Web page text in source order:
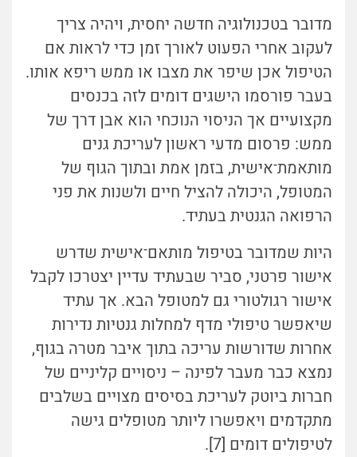
מדובר בטכנולוגיה חדשה יחסית, ויהיה צריך
לעקוב אחרי הפעוט לאורך זמן כדי לראות אם
הטיפול אכן שיפר את מצבו או ממש ריפא אותו.
בעבר פורסמו הישגים דומים לזה בכנסים
מקצועיים אך הניסוי הנוכחי הוא אבן דרך של
ממש: פרסום מדעי ראשון לעריכת גנים
מותאמת־אישית, בזמן אמת ובתוך הגוף של
המטופל, היכולה להציל חיים ולשנות את פני
הרפואה הגנטית בעתיד.
היות שמדובר בטיפול מותאם־אישית שדרש
אישור פרטני, סביר שבעתיד עדיין יצטרכו לקבל
אישור רגולטורי גם למטופל הבא. אך עתיד
שיאפשר טיפולי מדף למחלות גנטיות נדירות
אחרות שדורשות עריכה בתוך איבר מטרה בגוף,
נמצא כבר מעבר לפינה – ניסויים קליניים של
חברות ביוטק לעריכת בסיסים מצויים בשלבים
מתקדמים ויאפשרו ליותר מטופלים גישה
לטיפולים דומים [7].